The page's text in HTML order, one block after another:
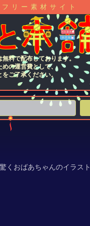
リー素材サイト
無料で配布しております。
めの運営費として、
ご了承ください。
くおばあちゃんのイラスト